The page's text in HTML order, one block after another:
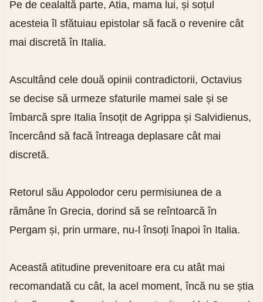
Pe de cealaltă parte, Atia, mama lui, și soțul
acesteia îl sfătuiau epistolar să facă o revenire cât
mai discretă în Italia.
Ascultând cele două opinii contradictorii, Octavius
se decise să urmeze sfaturile mamei sale și se
îmbarcă spre Italia însoțit de Agrippa și Salvidienus,
încercând să facă întreaga deplasare cât mai
discretă.
Retorul său Appolodor ceru permisiunea de a
rămâne în Grecia, dorind să se reîntoarcă în
Pergam și, prin urmare, nu-l însoți înapoi în Italia.
Această atitudine prevenitoare era cu atât mai
recomandată cu cât, la acel moment, încă nu se știa